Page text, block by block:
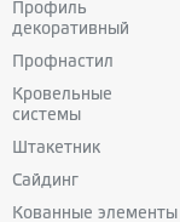
Профиль
декоративный
Профнастил
Кровельные
системы
Штакетник
Сайдинг
Кованные элементы